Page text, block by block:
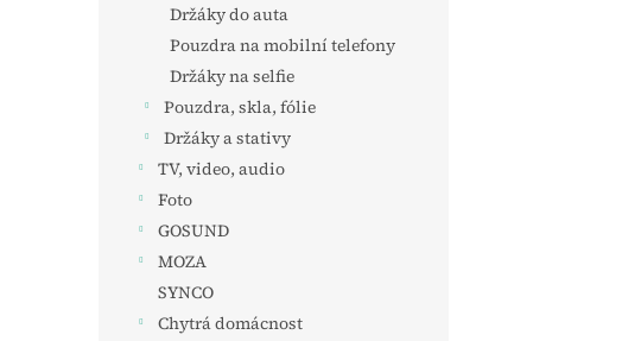
Držáky do auta
Pouzdra na mobilní telefony
Držáky na selfie
Pouzdra, skla, fólie
Držáky a stativy
TV, video, audio
Foto
GOSUND
MOZA
SYNCO
Chytrá domácnost